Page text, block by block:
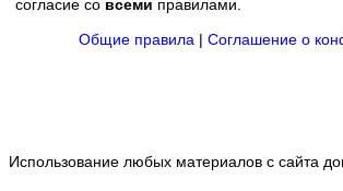
согласие со всеми правилами.
Общие правила | Соглашение о
Использование любых материалов с сайта